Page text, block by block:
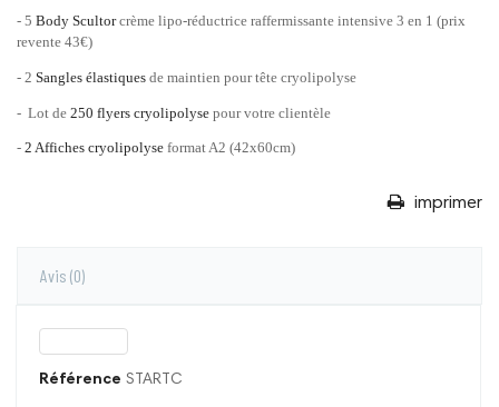
- 5 Body Scultorcrème lipo-réductrice raffermissante intensive 3 en 1 (prix
revente 43€)
- 2 Sangles élastiques de maintien pour tête cryolipolyse
- Lot de 250 flyers cryolipolyse pour votre clientèle
- 2 Affiches cryolipolyse format A2 (42x60cm)
imprimer
Avis (0)
Référence STARTC